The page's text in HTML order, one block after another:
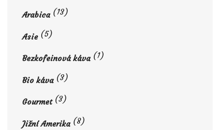
Arabica (13)
Asie (5)
Bezkofeinová káva (1)
Bio káva (3)
Gourmet (3)
Jižní Amerika (8)